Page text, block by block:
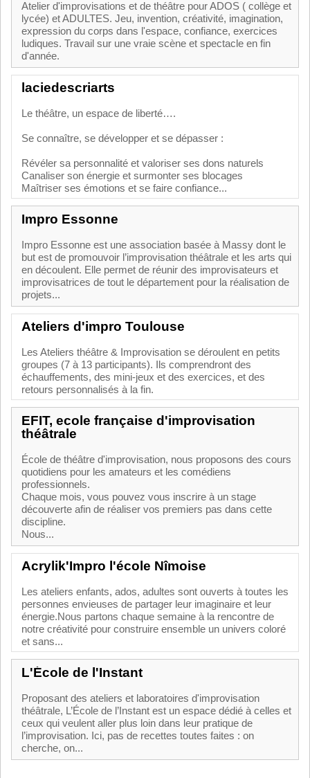
Atelier d'improvisations et de théâtre pour ADOS ( collège et
lycée) et ADULTES. Jeu, invention, créativité, imagination,
expression du corps dans l'espace, confiance, exercices
ludiques. Travail sur une vraie scène et spectacle en fin
d'année.
laciedescriarts
Le théâtre, un espace de liberté….
Se connaître, se développer et se dépasser :
Révéler sa personnalité et valoriser ses dons naturels
Canaliser son énergie et surmonter ses blocages
Maîtriser ses émotions et se faire confiance...
Impro Essonne
Impro Essonne est une association basée à Massy dont le
but est de promouvoir l’improvisation théâtrale et les arts qui
en découlent. Elle permet de réunir des improvisateurs et
improvisatrices de tout le département pour la réalisation de
projets...
Ateliers d'impro Toulouse
Les Ateliers théâtre & Improvisation se déroulent en petits
groupes (7 à 13 participants). Ils comprendront des
échauffements, des mini-jeux et des exercices, et des
retours personnalisés à la fin.
EFIT, ecole française d'improvisation
théâtrale
École de théâtre d'improvisation, nous proposons des cours
quotidiens pour les amateurs et les comédiens
professionnels.
Chaque mois, vous pouvez vous inscrire à un stage
découverte afin de réaliser vos premiers pas dans cette
discipline.
Nous...
Acrylik'Impro l'école Nîmoise
Les ateliers enfants, ados, adultes sont ouverts à toutes les
personnes envieuses de partager leur imaginaire et leur
énergie.Nous partons chaque semaine à la rencontre de
notre créativité pour construire ensemble un univers coloré
et sans...
L'École de l'Instant
Proposant des ateliers et laboratoires d'improvisation
théâtrale, L’École de l’Instant est un espace dédié à celles et
ceux qui veulent aller plus loin dans leur pratique de
l’improvisation. Ici, pas de recettes toutes faites : on
cherche, on...